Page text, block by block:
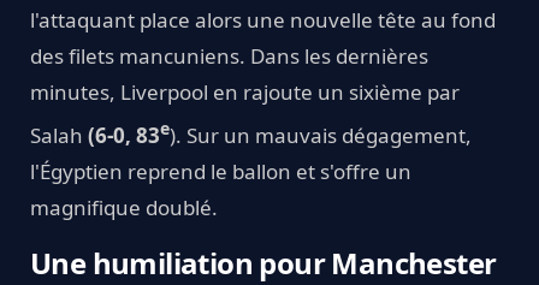
l'attaquant place alors une nouvelle tête au fond
des filets mancuniens. Dans les dernières
minutes, Liverpool en rajoute un sixième par
Salah (6-0, 83e). Sur un mauvais dégagement,
l'Égyptien reprend le ballon et s'offre un
magnifique doublé.
Une humiliation pour Manchester